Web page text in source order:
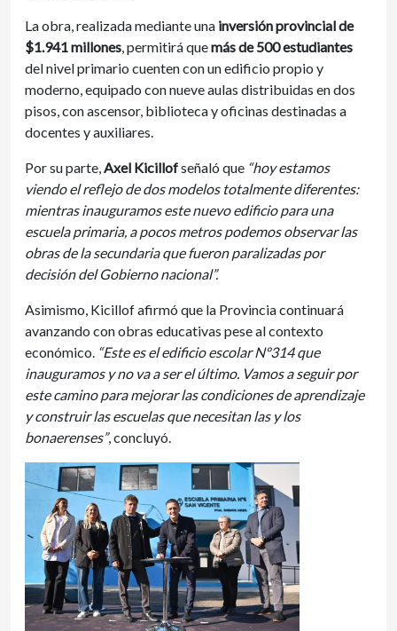
La obra, realizada mediante una inversión provincial de
$1.941 millones, permitirá quemás de 500 estudiantes
del nivel primario cuenten con un edificio propio y
moderno, equipado con nueve aulas distribuidas en dos
pisos, con ascensor, biblioteca y oficinas destinadas a
docentes y auxiliares.
Por su parte,Axel Kicillofseñaló que “hoy estamos
viendo el reflejo de dos modelos totalmente diferentes:
mientras inauguramos este nuevo edificio para una
escuela primaria, a pocos metros podemos observar las
obras de la secundaria que fueron paralizadas por
decisión del Gobierno nacional”.
Asimismo, Kicillof afirmó que la Provincia continuará
avanzando con obras educativas pese al contexto
económico. “Este es el edificio escolar Nº314 que
inauguramos y no va a ser el último. Vamos a seguir por
este camino para mejorar las condiciones de aprendizaje
y construir las escuelas que necesitan las y los
bonaerenses”, concluyó.